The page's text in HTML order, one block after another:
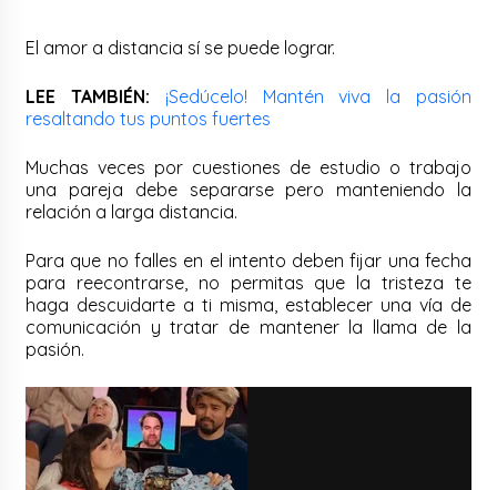
El amor a distancia sí se puede lograr.
LEE TAMBIÉN:
¡Sedúcelo! Mantén viva la pasión
resaltando tus puntos fuertes
Muchas veces por cuestiones de estudio o trabajo
una pareja debe separarse pero manteniendo la
relación a larga distancia.
Para que no falles en el intento deben fijar una fecha
para reecontrarse, no permitas que la tristeza te
haga descuidarte a ti misma, establecer una vía de
comunicación y tratar de mantener la llama de la
pasión.